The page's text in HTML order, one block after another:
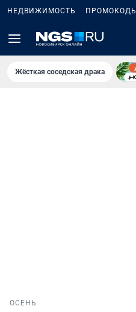
НЕДВИЖИМОСТЬ ПРОМОКОДЫ
Жёсткая соседская драка
ОСЕНЬ